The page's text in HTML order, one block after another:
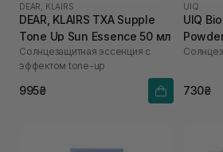
DEAR, KLAIRS
DEAR, KLAIRS TXA Supple
Tone Up Sun Essence 50 мл
Солнцезащитная эссенция с
эффектом tone-up
995₴
UIQ
UIQ
730₴